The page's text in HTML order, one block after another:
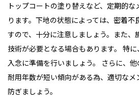
トップコートの塗り替えなど、定期的
ります。下地の状態によっては、密着不
すので、十分に注意しましょう。 また、
技術が必要となる場合もあります。 特に
入念に準備を行いましょう。 さらに、他
耐用年数が短い傾向がある為、適切な
防ぎましょう。